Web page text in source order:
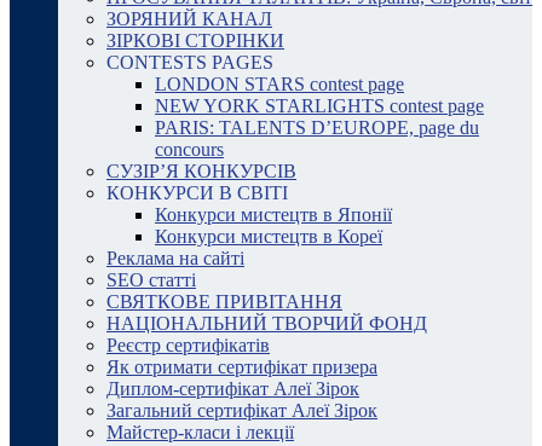
ЗОРЯНИЙ КАНАЛ
ЗІРКОВІ СТОРІНКИ
CONTESTS PAGES
LONDON STARS contest page
NEW YORK STARLIGHTS contest page
PARIS: TALENTS D’EUROPE, page du
concours
СУЗІР’Я КОНКУРСІВ
КОНКУРСИ В СВІТІ
Конкурси мистецтв в Японії
Конкурси мистецтв в Кореї
Реклама на сайті
SEO статті
СВЯТКОВЕ ПРИВІТАННЯ
НАЦІОНАЛЬНИЙ ТВОРЧИЙ ФОНД
Реєстр сертифікатів
Як отримати сертифікат призера
Диплом-сертифікат Алеї Зірок
Загальний сертифікат Алеї Зірок
Майстер-класи і лекції